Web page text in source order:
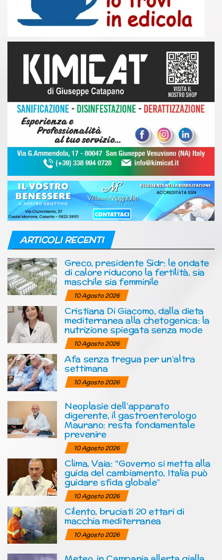
ARTICOLI RECENTI
Greco, presidente Sidr: le ondate
di calore riducono la fertilità, sia
maschile sia femminile
10 Agosto 2026
Cristiana Di Giacomo, dalla dieta
mediterranea alla chetogenica: la
nutrizione spiegata senza mode
10 Agosto 2026
Afa senza tregua per un’altra
settimana
10 Agosto 2026
Neoplasie dell’apparato
digerente, il gastroenterologo
Maurano: resta fondamentale
prevenire
10 Agosto 2026
Clima, Vaia: “Governo si metta alla
guida del cambiamento, Italia può
guidare sfida globale”
10 Agosto 2026
Cilento, bruciati 20 ettari di
macchia mediterranea
10 Agosto 2026